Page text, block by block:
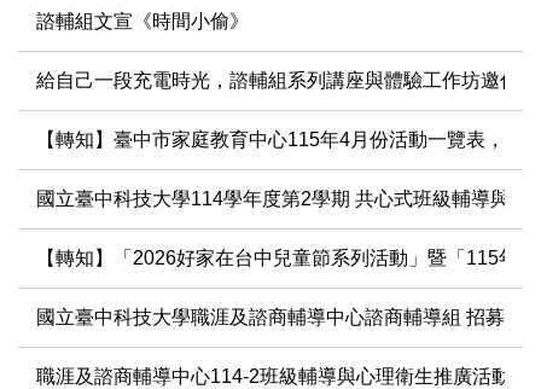
諮輔組文宣《時間小偷》
給自己一段充電時光，諮輔組系列講座與體驗工作坊邀你
【轉知】臺中市家庭教育中心115年4月份活動一覽表，歡
國立臺中科技大學114學年度第2學期 共心式班級輔導與社
【轉知】「2026好家在台中兒童節系列活動」暨「115年
國立臺中科技大學職涯及諮商輔導中心諮商輔導組 招募全
職涯及諮商輔導中心114-2班級輔導與心理衛生推廣活動開